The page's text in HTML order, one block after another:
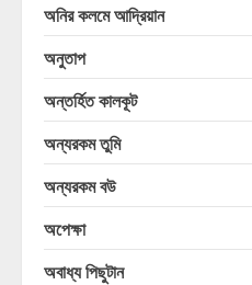
অনির কলমে আদ্রিয়ান
অনুতাপ
অন্তর্হিত কালকূট
অন্যরকম তুমি
অন্যরকম বউ
অপেক্ষা
অবাধ্য পিছুটান